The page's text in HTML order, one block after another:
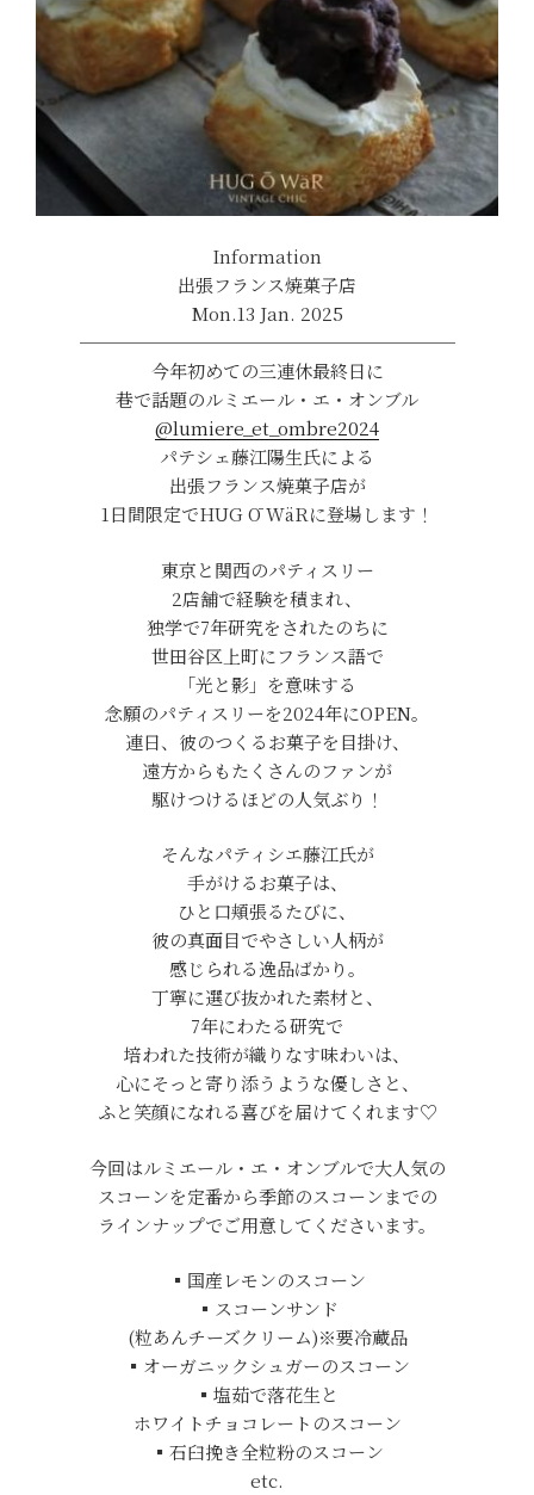
Information
出張フランス焼菓子店
Mon.13 Jan. 2025
─────────────────────
今年初めての三連休最終日に
巷で話題のルミエール・エ・オンブル
@lumiere_et_ombre2024
パテシェ藤江陽生氏による
出張フランス焼菓子店が
1日間限定でHUG Ō WäRに登場します！
東京と関西のパティスリー
2店舗で経験を積まれ、
独学で7年研究をされたのちに
世田谷区上町にフランス語で
「光と影」を意味する
念願のパティスリーを2024年にOPEN。
連日、彼のつくるお菓子を目掛け、
遠方からもたくさんのファンが
駆けつけるほどの人気ぶり！
そんなパティシエ藤江氏が
手がけるお菓子は、
ひと口頬張るたびに、
彼の真面目でやさしい人柄が
感じられる逸品ばかり。
丁寧に選び抜かれた素材と、
7年にわたる研究で
培われた技術が織りなす味わいは、
心にそっと寄り添うような優しさと、
ふと笑顔になれる喜びを届けてくれます♡
今回はルミエール・エ・オンブルで大人気の
スコーンを定番から季節のスコーンまでの
ラインナップでご用意してくださいます。
▪︎国産レモンのスコーン
▪︎スコーンサンド
(粒あんチーズクリーム)※要冷蔵品
▪︎オーガニックシュガーのスコーン
▪︎塩茹で落花生と
ホワイトチョコレートのスコーン
▪︎石臼挽き全粒粉のスコーン
etc.